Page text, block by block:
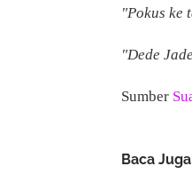
"Pokus ke
"Dede
Sumber
Baca